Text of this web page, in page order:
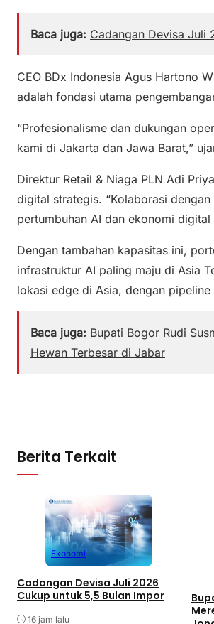
Baca juga: Cadangan Devisa Juli
CEO BDx Indonesia Agus Hartono
adalah fondasi utama
“Profesionalisme dan dukungan
kami di Jakarta dan Jawa Barat,”
Direktur Retail & Niaga PLN Adi
digital strategis. “Kolaborasi
pertumbuhan AI dan ekonomi
Dengan tambahan kapasitas ini,
infrastruktur AI paling maju di Asia
lokasi edge di Asia, dengan
Baca juga: Bupati Bogor Rudi
Hewan Terbesar di Jabar
Berita Terkait
Ekonomi
Cadangan Devisa Juli 2026
Cukup untuk 5,5 Bulan Impor
16 jam lalu